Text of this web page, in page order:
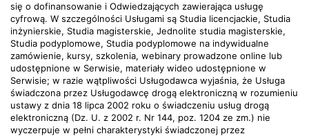
się o dofinansowanie i Odwiedzających zawierająca usługę
cyfrową. W szczególności Usługami są Studia licencjackie, Studia
inżynierskie, Studia magisterskie, Jednolite studia magisterskie,
Studia podyplomowe, Studia podyplomowe na indywidualne
zamówienie, kursy, szkolenia, webinary prowadzone online lub
udostępnione w Serwisie, materiały wideo udostępnione w
Serwisie; w razie wątpliwości Usługodawca wyjaśnia, że Usługa
świadczona przez Usługodawcę drogą elektroniczną w rozumieniu
ustawy z dnia 18 lipca 2002 roku o świadczeniu usług drogą
elektroniczną (Dz. U. z 2002 r. Nr 144, poz. 1204 ze zm.) nie
wyczerpuje w pełni charakterystyki świadczonej przez